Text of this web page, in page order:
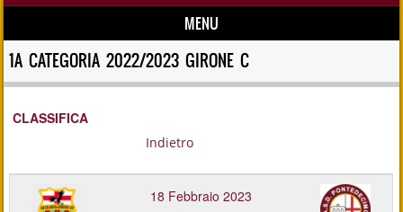
MENU
Skip to content
1A CATEGORIA 2022/2023 GIRONE C
CLASSIFICA
Indietro
18 Febbraio 2023